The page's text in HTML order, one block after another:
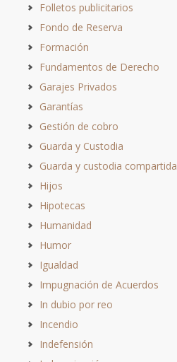
Folletos publicitarios
Fondo de Reserva
Formación
Fundamentos de Derecho
Garajes Privados
Garantías
Gestión de cobro
Guarda y Custodia
Guarda y custodia compartida
Hijos
Hipotecas
Humanidad
Humor
Igualdad
Impugnación de Acuerdos
In dubio por reo
Incendio
Indefensión